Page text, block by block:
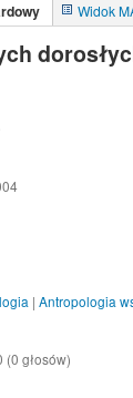
Widok
| Antropologia
głosów)